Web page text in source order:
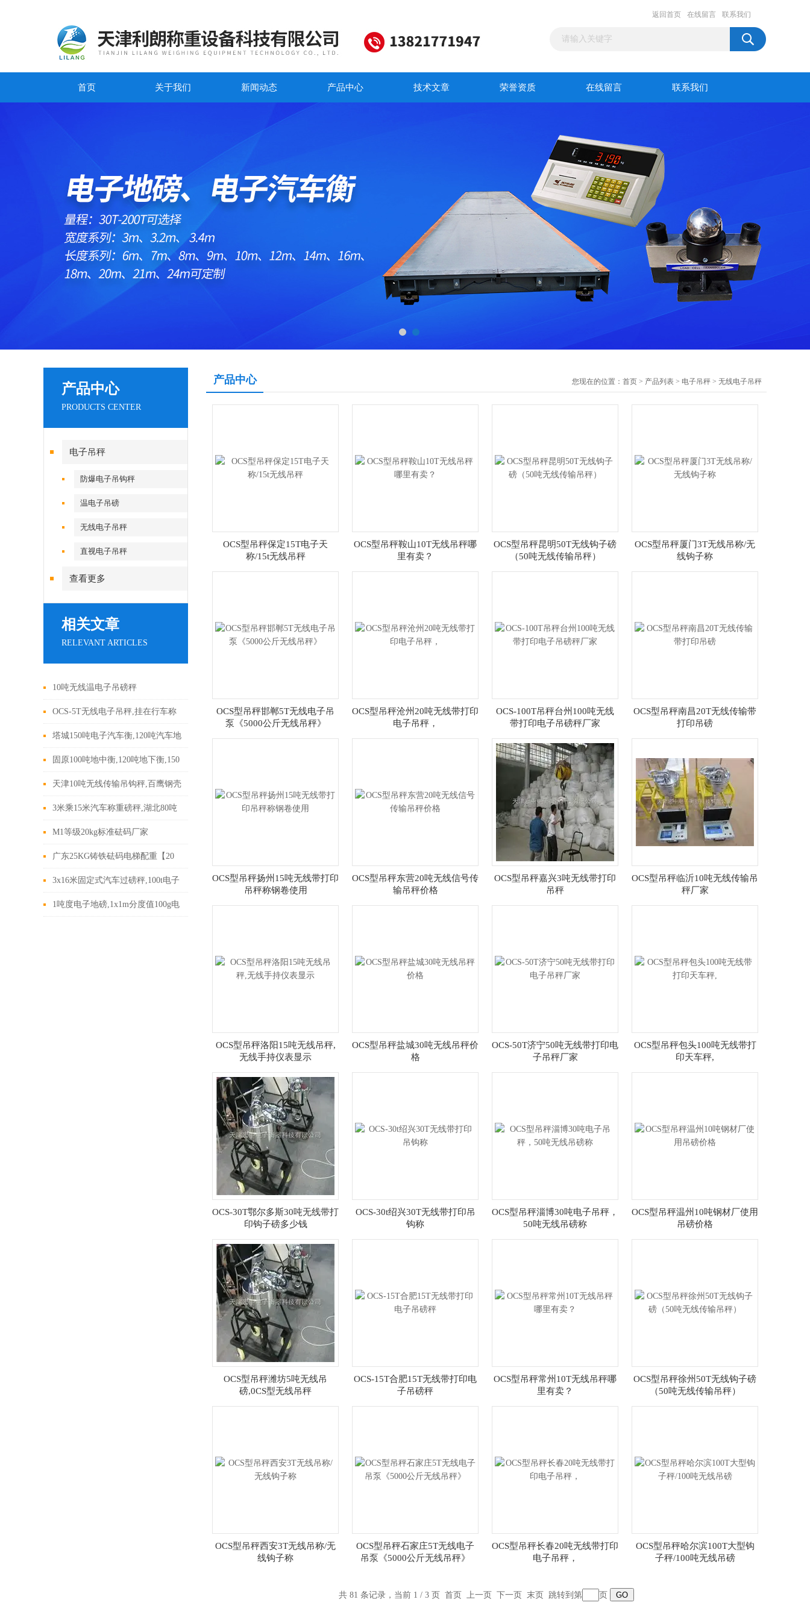
返回首页 在线留言 联系我们
首页 关于我们 新闻动态 产品中心 技术文章 荣誉资质 在线留言 联系我们
产品中心
PRODUCTS CENTER
电子吊秤
防爆电子吊钩秤
温电子吊磅
无线电子吊秤
直视电子吊秤
查看更多
相关文章
RELEVANT ARTICLES
10吨无线温电子吊磅秤
OCS-5T无线电子吊秤,挂在行车称
重挂钩电子秤,5吨无线打印吊钩秤
塔城150吨电子汽车衡,120吨汽车地
磅
固原100吨地中衡,120吨地下衡,150
吨地上衡
天津10吨无线传输吊钩秤,百鹰钢壳
无线打印电子吊钩秤,行车电子磅
3米乘15米汽车称重磅秤,湖北80吨
电子地磅,100t数字式汽车衡
M1等级20kg标准砝码厂家
广东25KG铸铁砝码电梯配重【20
公斤标准砝码】
3x16米固定式汽车过磅秤,100t电子
地磅价格
1吨度电子地磅,1x1m分度值100g电
产品中心 您现在的位置： 首页 > 产品列表 > 电子吊秤 > 无线电子吊秤
OCS型吊秤保定15T电子天
称/15t无线吊秤
OCS型吊秤鞍山10T无线吊秤哪
里有卖？
OCS型吊秤昆明50T无线钩子磅
（50吨无线传输吊秤）
OCS型吊秤厦门3T无线吊称/无
线钩子称
OCS型吊秤邯郸5T无线电子吊
泵《5000公斤无线吊秤》
OCS型吊秤沧州20吨无线带打印
电子吊秤，
OCS-100T吊秤台州100吨无线
带打印电子吊磅秤厂家
OCS型吊秤南昌20T无线传输带
打印吊磅
OCS型吊秤扬州15吨无线带打印
吊秤称钢卷使用
OCS型吊秤东营20吨无线信号传
输吊秤价格
OCS型吊秤嘉兴3吨无线带打印
吊秤
OCS型吊秤临沂10吨无线传输吊
秤厂家
OCS型吊秤洛阳15吨无线吊秤,
无线手持仪表显示
OCS型吊秤盐城30吨无线吊秤价
格
OCS-50T济宁50吨无线带打印电
子吊秤厂家
OCS型吊秤包头100吨无线带打
印天车秤,
OCS-30T鄂尔多斯30吨无线带打
印钩子磅多少钱
OCS-30t绍兴30T无线带打印吊
钩称
OCS型吊秤淄博30吨电子吊秤，
50吨无线吊磅称
OCS型吊秤温州10吨钢材厂使用
吊磅价格
OCS型吊秤潍坊5吨无线吊
磅,0CS型无线吊秤
OCS-15T合肥15T无线带打印电
子吊磅秤
OCS型吊秤常州10T无线吊秤哪
里有卖？
OCS型吊秤徐州50T无线钩子磅
（50吨无线传输吊秤）
OCS型吊秤西安3T无线吊称/无
线钩子称
OCS型吊秤石家庄5T无线电子
吊泵《5000公斤无线吊秤》
OCS型吊秤长春20吨无线带打印
电子吊秤，
OCS型吊秤哈尔滨100T大型钩
子秤/100吨无线吊磅
共 81 条记录，当前 1 / 3 页 首页 上一页 下一页 末页 跳转到第 页